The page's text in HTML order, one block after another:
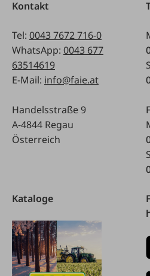
Kontakt
Tel: 0043 7672 716-0
WhatsApp: 0043 677
63514619
E-Mail: info@faie.at
Handelsstraße 9
A-4844 Regau
Österreich
Kataloge